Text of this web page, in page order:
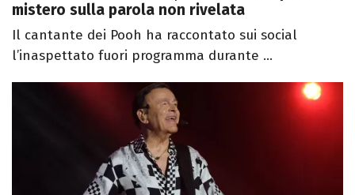
mistero sulla parola non rivelata
Il cantante dei Pooh ha raccontato sui social
l’inaspettato fuori programma durante ...